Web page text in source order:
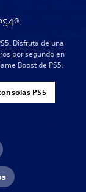
Disfruta de una
por segundo en
Boost de PS5.
PS5